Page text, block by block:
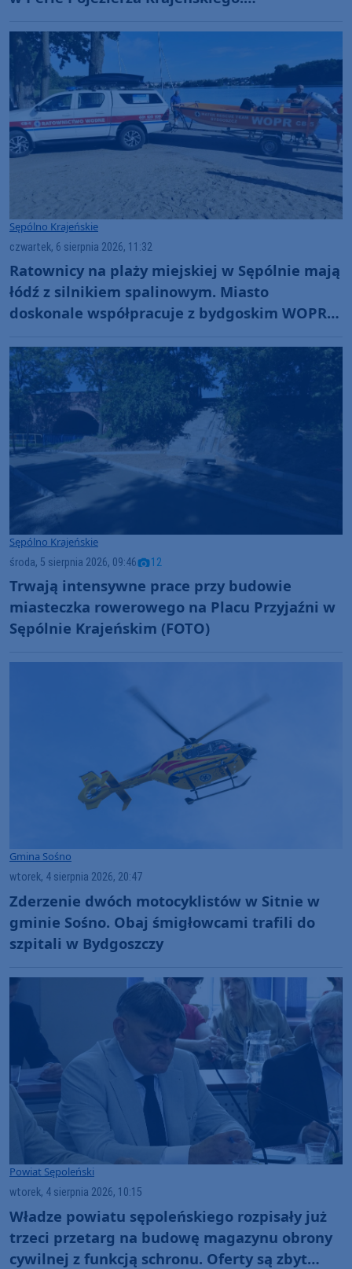
(ROZMOWY, FOTO)
Sępólno Krajeńskie
czwartek, 6 sierpnia 2026, 11:32
Ratownicy na plaży miejskiej w Sępólnie mają
łódź z silnikiem spalinowym. Miasto
doskonale współpracuje z bydgoskim WOPR-
Sępólno Krajeńskie
środa, 5 sierpnia 2026, 09:46 12
Trwają intensywne prace przy budowie
miasteczka rowerowego na Placu Przyjaźni w
Sępólnie Krajeńskim (FOTO)
Gmina Sośno
wtorek, 4 sierpnia 2026, 20:47
Zderzenie dwóch motocyklistów w Sitnie w
gminie Sośno. Obaj śmigłowcami trafili do
szpitali w Bydgoszczy
Powiat Sępoleński
wtorek, 4 sierpnia 2026, 10:15
Władze powiatu sępoleńskiego rozpisały już
trzeci przetarg na budowę magazynu obrony
cywilnej z funkcją schronu. Oferty są zbyt